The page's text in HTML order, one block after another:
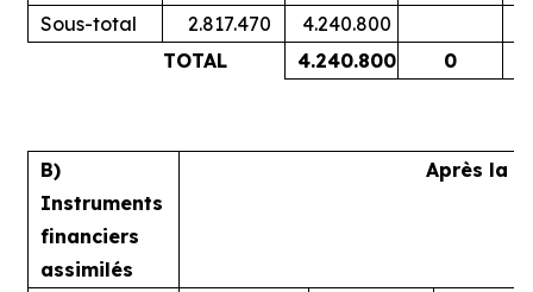
Sous-total 2.817.470
4.240.800
TOTAL
4.240.800 0
B)
Instruments
financiers
assimilés
Après la